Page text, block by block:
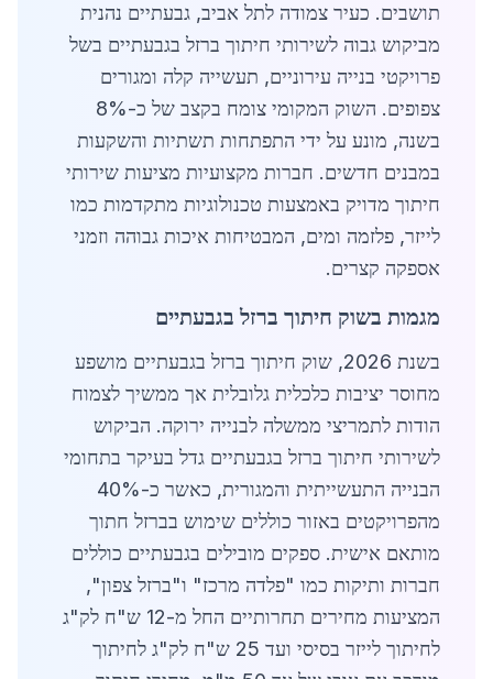
תושבים. כעיר צמודה לתל אביב, גבעתיים נהנית
מביקוש גבוה לשירותי חיתוך ברזל בגבעתיים בשל
פרויקטי בנייה עירוניים, תעשייה קלה ומגורים
צפופים. השוק המקומי צומח בקצב של כ-8%
בשנה, מונע על ידי התפתחות תשתיות והשקעות
במבנים חדשים. חברות מקצועיות מציעות שירותי
חיתוך מדויק באמצעות טכנולוגיות מתקדמות כמו
לייזר, פלזמה ומים, המבטיחות איכות גבוהה וזמני
אספקה קצרים.
מגמות בשוק חיתוך ברזל בגבעתיים
בשנת 2026, שוק חיתוך ברזל בגבעתיים מושפע
מחוסר יציבות כלכלית גלובלית אך ממשיך לצמוח
הודות לתמריצי ממשלה לבנייה ירוקה. הביקוש
לשירותי חיתוך ברזל בגבעתיים גדל בעיקר בתחומי
הבנייה התעשייתית והמגורית, כאשר כ-40%
מהפרויקטים באזור כוללים שימוש בברזל חתוך
מותאם אישית. ספקים מובילים בגבעתיים כוללים
חברות ותיקות כמו "פלדה מרכז" ו"ברזל צפון",
המציעות מחירים תחרותיים החל מ-12 ש"ח לק"ג
לחיתוך לייזר בסיסי ועד 25 ש"ח לק"ג לחיתוך